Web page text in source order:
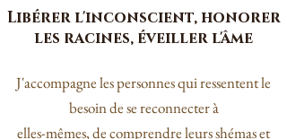
Libérer l'inconscient, honorer
les racines, éveiller l'âme
J'accompagne les personnes qui ressentent le
besoin de se reconnecter à
elles-mêmes, de comprendre leurs shémas et